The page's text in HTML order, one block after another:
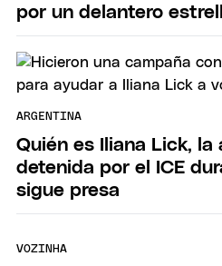
por un delantero
ARGENTINA
Quién es Iliana Lick,
detenida por el ICE
sigue presa
VOZINHA